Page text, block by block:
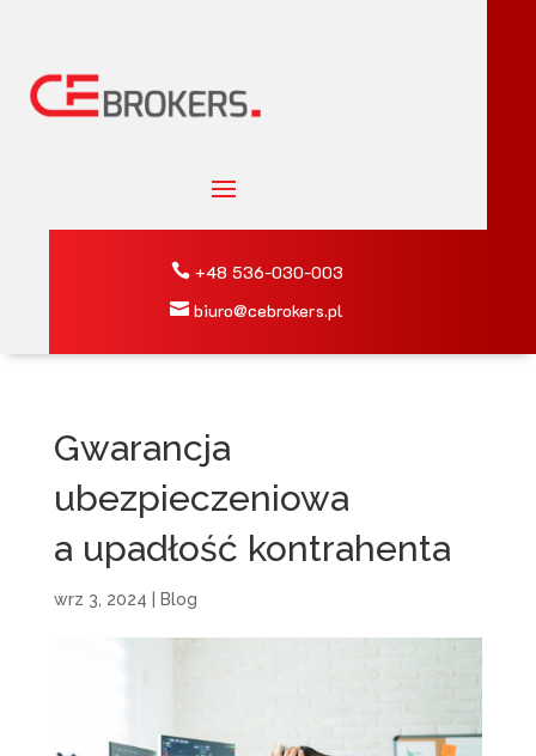
+48 536-030-003
 biuro@cebrokers.pl
Gwarancja
ubezpieczeniowa
a upadłość kontrahenta
wrz 3, 2024 Blog